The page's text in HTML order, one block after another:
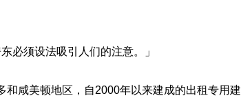
必须设法吸引人们的注意。」
咸美顿地区，自2000年以来建成的出租专用建